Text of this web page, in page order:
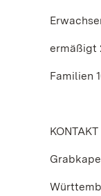
ermäßigt
Familien
KONTAKT